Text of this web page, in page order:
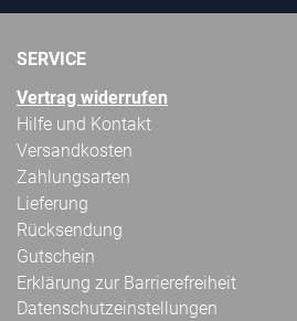
SERVICE
Vertrag widerrufen
Hilfe und Kontakt
Versandkosten
Zahlungsarten
Lieferung
Rücksendung
Gutschein
Erklärung zur Barrierefreiheit
Datenschutzeinstellungen